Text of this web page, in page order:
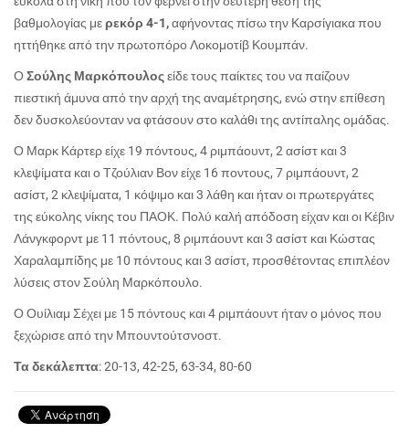
βαθμολογίας μερεκόρ 4-1,αφήνοντας πίσω την Καρσίγιακα που
ηττήθηκε από την πρωτοπόρο Λοκομοτίβ Κουμπάν.
ΟΣούλης Μαρκόπουλοςείδε τους παίκτες του να παίζουν
πιεστική άμυνα από την αρχή της αναμέτρησης, ενώ στην επίθεση
δεν δυσκολεύονταν να φτάσουν στο καλάθι της αντίπαλης ομάδας.
Ο Μαρκ Κάρτερ είχε 19 πόντους, 4 ριμπάουντ, 2 ασίστ και 3
κλεψίματα και ο Τζούλιαν Βον είχε 16 ποντους, 7 ριμπάουντ, 2
ασίστ, 2 κλεψίματα, 1 κόψιμο και 3 λάθη και ήταν οι πρωτεργάτες
της εύκολης νίκης του ΠΑΟΚ. Πολύ καλή απόδοση είχαν και οι Κέβιν
Λάνγκφορντ με 11 πόντους, 8 ριμπάουντ και 3 ασίστ και Κώστας
Χαραλαμπίδης με 10 πόντους και 3 ασίστ, προσθέτοντας επιπλέον
λύσεις στον Σούλη Μαρκόπουλο.
Ο Ουίλιαμ Σέχει με 15 πόντους και 4 ριμπάουντ ήταν ο μόνος που
ξεχώρισε από την Μπουντούτσνοστ.
Τα δεκάλεπτα: 20-13, 42-25, 63-34, 80-60